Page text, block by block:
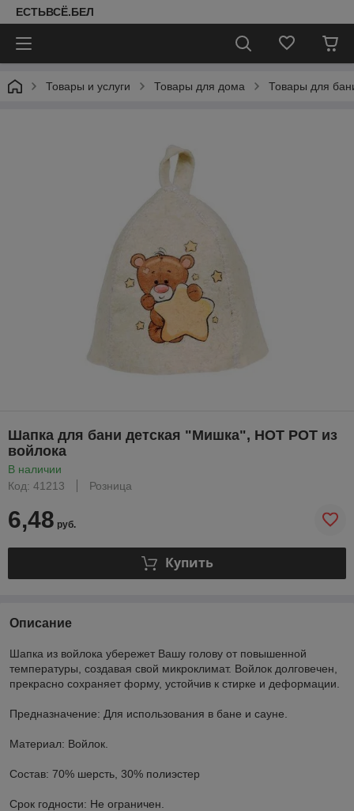
ЕСТЬВСЁ.БЕЛ
Товары и услуги Товары для дома Товары для
Шапка для бани детская "Мишка", HOT POT из
войлока
В наличии
Код: 41213
Розница
6,48 руб.
Купить
Описание
Шапка из войлока убережет Вашу голову от повышенной
температуры, создавая свой микроклимат. Войлок долговечен,
прекрасно сохраняет форму, устойчив к стирке и деформации.
Предназначение: Для использования в бане и сауне.
Материал: Войлок.
Состав: 70% шерсть, 30% полиэстер
Срок годности: Не ограничен.